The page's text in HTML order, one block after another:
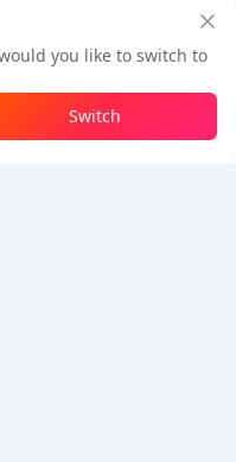
Cần thanh toán
dụng BuffBuff
(0.50 USD)
you like to switch to
Switch